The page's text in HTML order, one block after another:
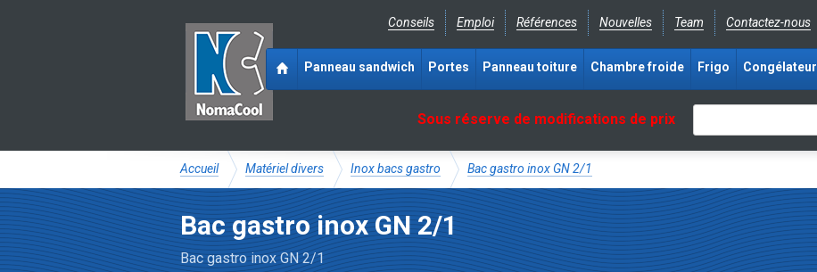
Conseils Emploi Références Nouvelles Team Contactez-nous
Sous réserve de modifications de prix
Panneau sandwich Portes Panneau toiture Chambre froide Frigo Congélateur
Accueil Matériel divers Inox bacs gastro Bac gastro inox GN 2/1
Bac gastro inox GN 2/1
Bac gastro inox GN 2/1